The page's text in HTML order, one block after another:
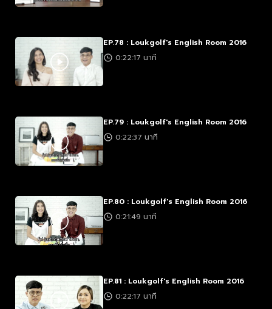
EP.78 : Loukgolf's English Room 2016
0:22:17 นาที
EP.79 : Loukgolf's English Room 2016
0:22:37 นาที
EP.80 : Loukgolf's English Room 2016
0:21:49 นาที
EP.81 : Loukgolf's English Room 2016
0:22:17 นาที